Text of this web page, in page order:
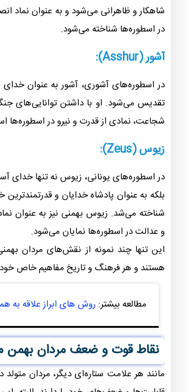
اسطوره‌ها نمایان می‌شود.
است. او با شجاعت و دلاوری بر روی ظلم و
شاهکار و ظاهرانی می‌شود و به عنوان نماد
در اسطوره‌ها شناخته می‌شود.
آشور (Asshur):
در اسطوره‌های آشوری، آشور به عنوان
تقدیس می‌شود. او با داشتن توانایی‌های
شجاعت، نمادی از قدرت و نیرو در اسطوره‌ها
زیوس (Zeus):
در اسطوره‌های یونانی، زیوس نه تنها خدای
شناخته می‌شد. زیوس بهمنی نیز به عنوان
و عدالت در اسطوره‌ها نمایان می‌شود.
این تنها چند نمونه از نقش‌های مردان
هستند و هر فرهنگ و تاریخ‌ مفاهیم خاص